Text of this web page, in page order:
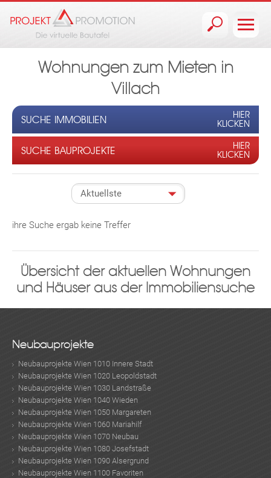
Wohnungen zum Mieten in
Villach
SUCHE IMMOBILIEN
HIER
KLICKEN
SUCHE BAUPROJEKTE
HIER
KLICKEN
ihre Suche ergab keine Treffer
Übersicht der aktuellen Wohnungen
und Häuser aus der Immobiliensuche
Neubauprojekte
Neubauprojekte Wien 1010 Innere Stadt
Neubauprojekte Wien 1020 Leopoldstadt
Neubauprojekte Wien 1030 Landstraße
Neubauprojekte Wien 1040 Wieden
Neubauprojekte Wien 1050 Margareten
Neubauprojekte Wien 1060 Mariahilf
Neubauprojekte Wien 1070 Neubau
Neubauprojekte Wien 1080 Josefstadt
Neubauprojekte Wien 1090 Alsergrund
Neubauprojekte Wien 1100 Favoriten